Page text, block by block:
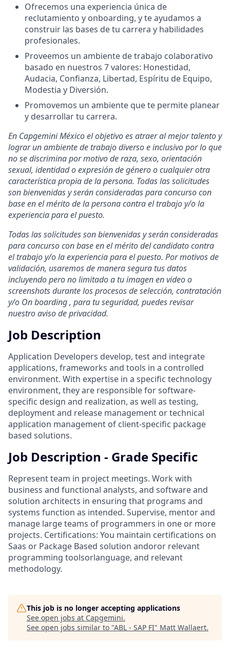
Ofrecemos una experiencia única de
reclutamiento y onboarding, y te ayudamos a
construir las bases de tu carrera y habilidades
profesionales.
Proveemos un ambiente de trabajo colaborativo
basado en nuestros 7 valores: Honestidad,
Audacia, Confianza, Libertad, Espíritu de Equipo,
Modestia y Diversión.
Promovemos un ambiente que te permite planear
y desarrollar tu carrera.
En Capgemini México el objetivo es atraer al mejor talento y
lograr un ambiente de trabajo diverso e inclusivo por lo que
no se discrimina por motivo de raza, sexo, orientación
sexual, identidad o expresión de género o cualquier otra
característica propia de la persona. Todas las solicitudes
son bienvenidas y serán consideradas para concurso con
base en el mérito de la persona contra el trabajo y/o la
experiencia para el puesto.
Todas las solicitudes son bienvenidas y serán consideradas
para concurso con base en el mérito del candidato contra
el trabajo y/o la experiencia para el puesto. Por motivos de
validación, usaremos de manera segura tus datos
incluyendo pero no limitado a tu imagen en video o
screenshots durante los procesos de selección, contratación
y/o On boarding , para tu seguridad, puedes revisar
nuestro aviso de privacidad.
Job Description
Application Developers develop, test and integrate
applications, frameworks and tools in a controlled
environment. With expertise in a specific technology
environment, they are responsible for software-
specific design and realization, as well as testing,
deployment and release management or technical
application management of client-specific package
based solutions.
Job Description - Grade Specific
Represent team in project meetings. Work with
business and functional analysts, and software and
solution architects in ensuring that programs and
systems function as intended. Supervise, mentor and
manage large teams of programmers in one or more
projects. Certifications: You maintain certifications on
Saas or Package Based solution andoror relevant
programming toolsorlanguage, and relevant
methodology.
This job is no longer accepting applications
See open jobs at Capgemini.
See open jobs similar to "ABL - SAP FI" Matt Wallaert.